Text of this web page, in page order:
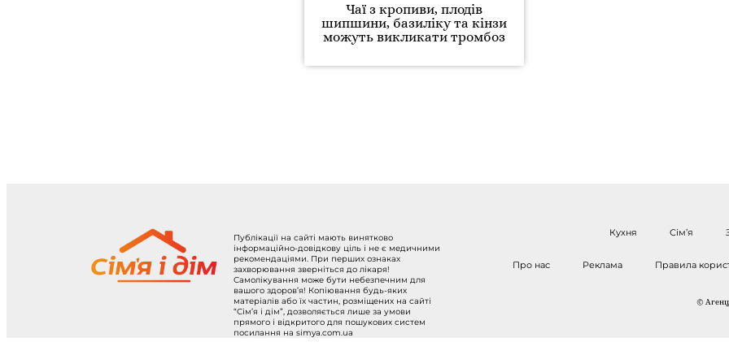
Чаї з кропиви, плодів
шипшини, базиліку та кінзи
можуть викликати тромбоз
Публікації на сайті мають винятково
інформаційно-довідкову ціль і не є медичними
рекомендаціями. При перших ознаках
захворювання зверніться до лікаря!
Самолікування може бути небезпечним для
вашого здоров’я! Копіювання будь-яких
матеріалів або їх частин, розміщених на сайті
“Сім’я і дім”, дозволяється лише за умови
прямого і відкритого для пошукових систем
посилання на simya.com.ua
Кухня Сім’я
Про нас Реклама Правила
©